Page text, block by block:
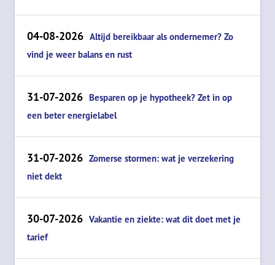
04-08-2026 Altijd bereikbaar als ondernemer? Zo
vind je weer balans en rust
31-07-2026 Besparen op je hypotheek? Zet in op
een beter energielabel
31-07-2026 Zomerse stormen: wat je verzekering
niet dekt
30-07-2026 Vakantie en ziekte: wat dit doet met je
tarief